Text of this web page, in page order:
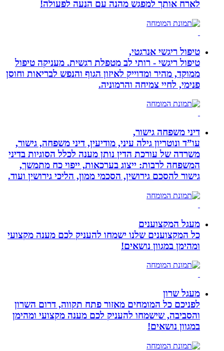
לארח אותך למפגש מהנה עם הנעה לפעולה!
טיפול ריגשי אנרגטי,
טיפול ריגשי - רותי לב מטפלת רגשית. מעניקה טיפול
ממוקד, מהיר ומדוייק לאיזון הגוף והנפש לבריאות וחוסן
פנימי, לחיי צמיחה והרמוניה.
דיני משפחה גישור,
עו”ד ונוטריון גילה עיני, מודיעין, דיני משפחה, גישור,
משרדה של עורכת הדין נותן מענה לכלל הסוגיות בדיני
המשפחה לרבות: ייצוג בערכאות, ייפוי כח מתמשך,
גישור להסכם גירושין, הסכמי ממון, הליכי גירושין ועוד.
מעגל המקצוענים
כל המקצוענים שלנו ישמחו להעניק לכם מענה מקצועי
ומהימן במגוון נושאים!
מעגל שרון
לפניכם כל המומחים מאזור פתח תקווה, דרום השרון
והסביבה, שישמחו להעניק לכם מענה מקצועי ומהימן
במגוון נושאים!